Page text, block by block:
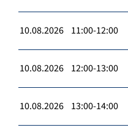
10.08.2026 11:00-12:00
10.08.2026 12:00-13:00
10.08.2026 13:00-14:00